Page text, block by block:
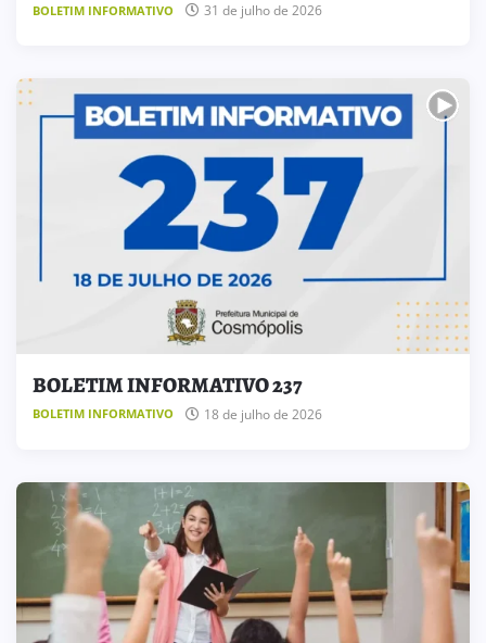
BOLETIM INFORMATIVO 31 de julho de 2026
BOLETIM INFORMATIVO 237
BOLETIM INFORMATIVO 18 de julho de 2026